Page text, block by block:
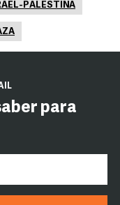
PALESTINA
para